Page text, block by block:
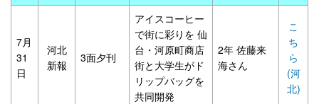
7月
31
日
河北
新報
3面夕刊
アイスコーヒー
で街に彩りを 仙
台・河原町商店
街と大学生がド
リップバッグを
共同開発
2年 佐藤来
海さん
こ
ち
ら
(河
北)